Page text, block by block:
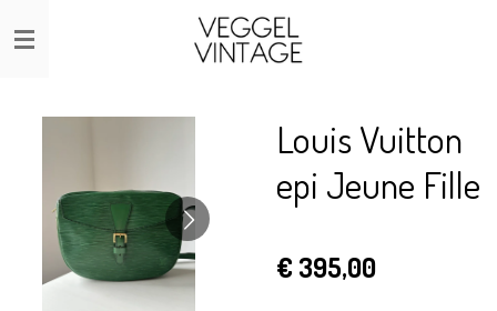
Ga
direct
Louis Vuitton
epi Jeune Fille
€ 395,00